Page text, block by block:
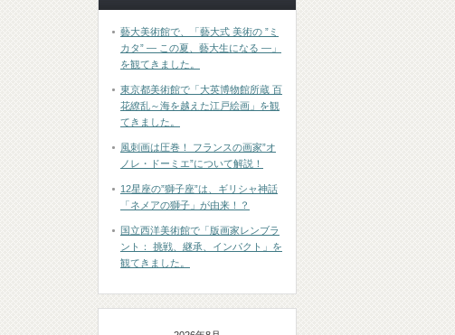
藝大美術館で、「藝大式 美術の ”ミ
カタ” ― この夏、藝大生になる ―」
を観てきました。
東京都美術館で「大英博物館所蔵 百
花繚乱～海を越えた江戸絵画」を観
てきました。
風刺画は圧巻！ フランスの画家”オ
ノレ・ドーミエ”について解説！
12星座の”獅子座”は、ギリシャ神話
「ネメアの獅子」が由来！？
国立西洋美術館で「版画家レンブラ
ント： 挑戦、継承、インパクト」を
観てきました。